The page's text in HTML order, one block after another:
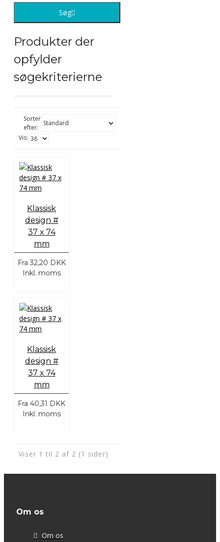
Søg
Produkter der
opfylder
søgekriterierne
Sorter
efter:
Vis:
Klassisk
design #
37 x 74
mm
Fra 32,20 DKK
Inkl. moms
Klassisk
design #
37 x 74
mm
Fra 40,31 DKK
Inkl. moms
Viser 1 til 2 af 2 (1 sider)
Om os
Om os